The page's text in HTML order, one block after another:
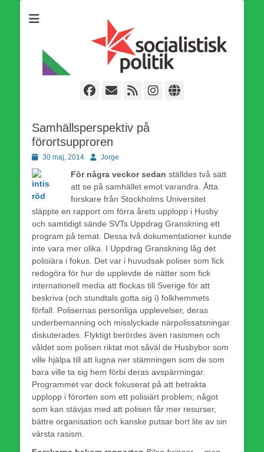
världsomfattande socialistiska Fjärde Internationalen och en viktig
tillgång i kampen för en socialistisk framtid!
Facebook
E-
Webbflöde
Instagram
Webbplats
Samhällsperspektiv på
förortsupproren
Publicerad
den
30 maj, 2014 Författare
Jorge
För några veckor sedan ställdes två sätt
att se på samhället emot varandra. Åtta
forskare från Stockholms Universitet
släppte en rapport om förra årets upplopp i Husby
och samtidigt sände SVTs Upp­drag Granskning ett
program på temat. Dessa två dokumentationer kunde
inte vara mer olika. I Uppdrag Granskning låg det
polisiära i fokus. Det var i huvudsak poliser som fick
redogöra för hur de upplevde de nätter som fick
internationell media att flockas till Sverige för att
beskriva (och stundtals gotta sig i) folkhemmets
förfall. Polisernas personliga upplevelser, deras
underbemanning och misslyckade närpolissatsningar
diskuterades. Flyktigt berördes även rasismen och
våldet som polisen riktat mot såväl de Husbybor som
ville hjälpa till att lugna ner stämningen som de som
bara ville ta sig hem förbi deras avspärrningar.
Programmet var dock fokuserat på att betrakta
upplopp i förorten som ett polisiärt problem; något
som kan stävjas med att polisen får mer resurser,
bättre organisation och kanske putsar bort lite av sin
värsta rasism.